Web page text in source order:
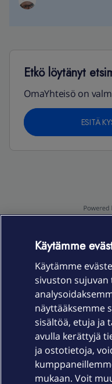
Etkö löytänyt
OmaYhteisö on
ESITÄ
Laitteet & liittymät
Palvelut
Käytämme
Käytämme
sivuston
näyttääksemme
sisältöä, etuja ja
avulla kerättyjä
ja ostotietoja,
mukaan. Voit